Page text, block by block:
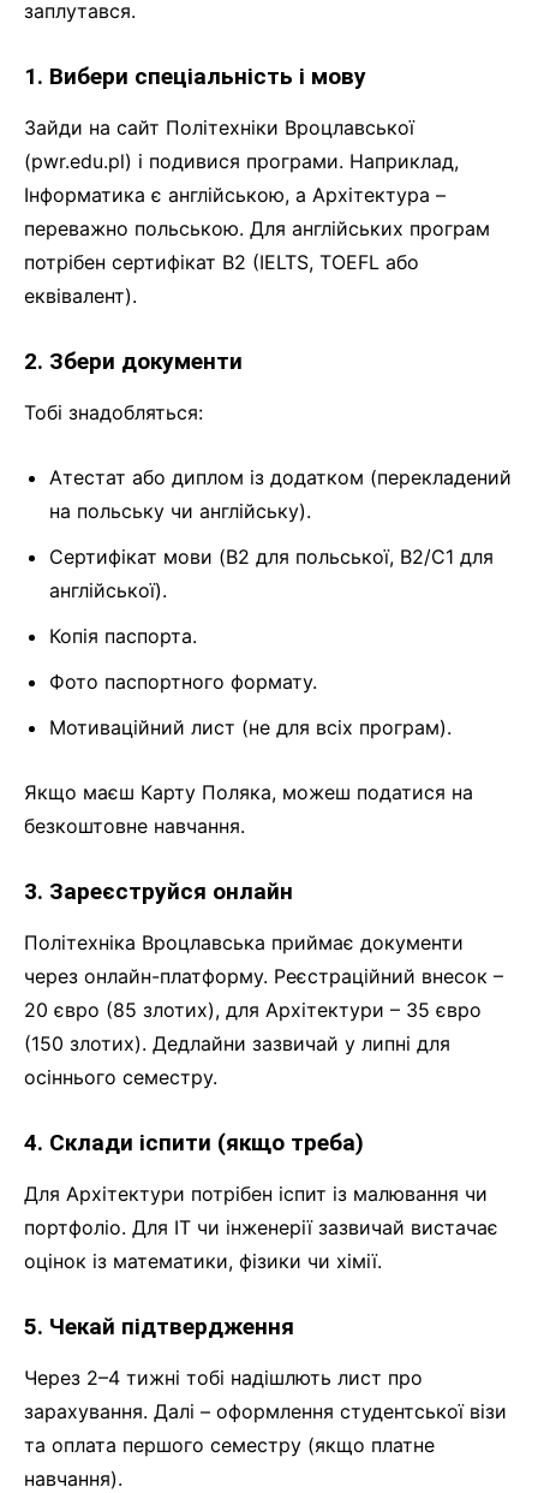
заплутався.
1. Вибери спеціальність і мову
Зайди на сайт Політехніки Вроцлавської
(pwr.edu.pl) і подивися програми. Наприклад,
Інформатика є англійською, а Архітектура –
переважно польською. Для англійських програм
потрібен сертифікат B2 (IELTS, TOEFL або
еквівалент).
2. Збери документи
Тобі знадобляться:
Атестат або диплом із додатком (перекладений
на польську чи англійську).
Сертифікат мови (B2 для польської, B2/C1 для
англійської).
Копія паспорта.
Фото паспортного формату.
Мотиваційний лист (не для всіх програм).
Якщо маєш Карту Поляка, можеш податися на
безкоштовне навчання.
3. Зареєструйся онлайн
Політехніка Вроцлавська приймає документи
через онлайн-платформу. Реєстраційний внесок –
20 євро (85 злотих), для Архітектури – 35 євро
(150 злотих). Дедлайни зазвичай у липні для
осіннього семестру.
4. Склади іспити (якщо треба)
Для Архітектури потрібен іспит із малювання чи
портфоліо. Для ІТ чи інженерії зазвичай вистачає
оцінок із математики, фізики чи хімії.
5. Чекай підтвердження
Через 2–4 тижні тобі надішлють лист про
зарахування. Далі – оформлення студентської візи
та оплата першого семестру (якщо платне
навчання).